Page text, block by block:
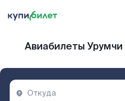
Авиабилеты Урумчи